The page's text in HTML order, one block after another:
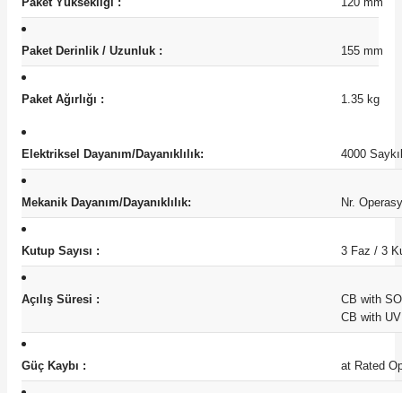
Paket Derinlik / Uzunluk : 155 mm
Paket Ağırlığı : 1.35 kg
Elektriksel Dayanım/Dayanıklılık: 4000 Saykıl
Mekanik Dayanım/Dayanıklılık: Nr.
Kutup Sayısı : 3 Faz / 3
Açılış Süresi :
CB with
CB with
Güç Kaybı : at Rated